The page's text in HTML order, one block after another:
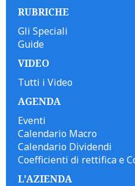
RUBRICHE
Gli Speciali
Guide
VIDEO
Tutti i Video
AGENDA
Eventi
Calendario Macro
Calendario Dividendi
Coefficienti di rettifica e
L'AZIENDA